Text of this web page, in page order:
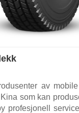
av
som kan
profesjonell